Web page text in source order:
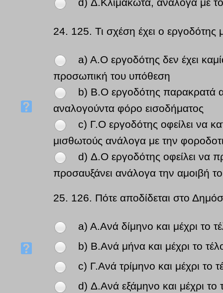
d) Δ.Κλιμακωτά, ανάλογα με
24. 125. Τι σχέση έχει ο
a) A.Ο εργοδότης δεν έχει
προσωπική του υπόθεση
b) B.Ο εργοδότης παρακρατά
αναλογούντα φόρο εισοδήματος
c) Γ.Ο εργοδότης οφείλει να
μισθωτούς ανάλογα με την
d) Δ.Ο εργοδότης οφείλει να
προσαυξάνει ανάλογα την αμοιβή
25. 126. Πότε αποδίδεται στο
a) A.Ανά δίμηνο και μέχρι το
b) B.Ανά μήνα και μέχρι το
c) Γ.Ανά τρίμηνο και μέχρι το
d) Δ.Ανά εξάμηνο και μέχρι το